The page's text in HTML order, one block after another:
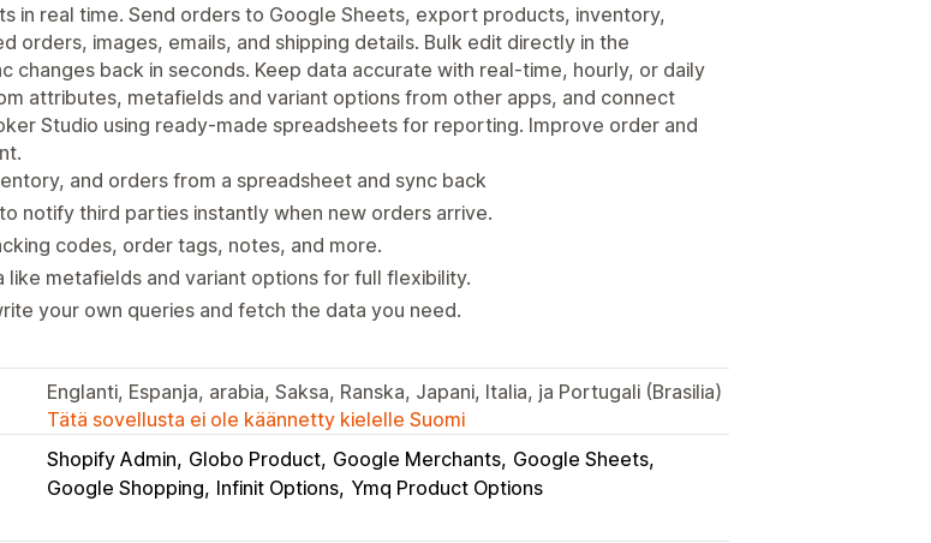
in real time. Send orders to Google Sheets, export products, inventory,
orders, images, emails, and shipping details. Bulk edit directly in the
changes back in seconds. Keep data accurate with real-time, hourly, or daily
attributes, metafields and variant options from other apps, and connect
Studio using ready-made spreadsheets for reporting. Improve order and
and orders from a spreadsheet and sync back
notify third parties instantly when new orders arrive.
codes, order tags, notes, and more.
like metafields and variant options for full flexibility.
your own queries and fetch the data you need.
Englanti, Espanja, arabia, Saksa, Ranska, Japani, Italia, ja Portugali (Brasilia)
Tätä sovellusta ei ole käännetty kielelle Suomi
Shopify Admin Globo Product Google Merchants Google Sheets
Google Shopping Infinit Options Ymq Product Options